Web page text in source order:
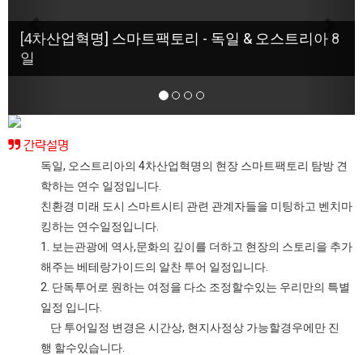
[4차산업혁명] 스마트팩토리 - 독일 & 오스트리아 8
일
간략설명
독일, 오스트리아의 4차산업혁명의 현장 스마트팩토리 탐방 견
학하는 연수 일정입니다.
친환경 미래 도시 스마트시티 관련 관계자들을 미팅하고 벤치마
킹하는 연수일정입니다.
1. 보는관광에 역사,문화의 깊이를 더하고 현장의 스토리을 추가
해주는 베테랑가이드의 알찬 투어 일정입니다.
2. 단독투어로 원하는 여정을 다소 조정할수있는 우리만의 특별
일정 입니다.
단 투어일정 변경은 시간상, 현지사정상 가능할경우에만 진
행 할수있습니다.